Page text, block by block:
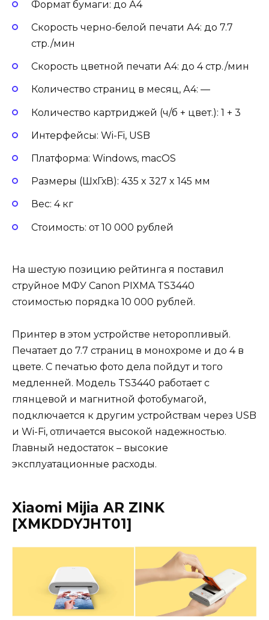
Формат бумаги: до А4
Скорость черно-белой печати А4: до 7.7
стр./мин
Скорость цветной печати А4: до 4 стр./мин
Количество страниц в месяц, А4: —
Количество картриджей (ч/б + цвет.): 1 + 3
Интерфейсы: Wi-Fi, USB
Платформа: Windows, macOS
Размеры (ШхГхВ): 435 x 327 x 145 мм
Вес: 4 кг
Стоимость: от 10 000 рублей
На шестую позицию рейтинга я поставил
струйное МФУ Canon PIXMA TS3440
стоимостью порядка 10 000 рублей.
Принтер в этом устройстве неторопливый.
Печатает до 7.7 страниц в монохроме и до 4 в
цвете. С печатью фото дела пойдут и того
медленней. Модель TS3440 работает с
глянцевой и магнитной фотобумагой,
подключается к другим устройствам через USB
и Wi-Fi, отличается высокой надежностью.
Главный недостаток – высокие
эксплуатационные расходы.
Xiaomi Mijia AR ZINK
[XMKDDYJHT01]